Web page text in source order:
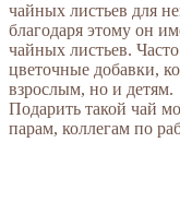
чайных листьев для
благодаря этому он
чайных листьев.
цветочные добавки,
взрослым, но и детям.
Подарить такой чай
парам, коллегам по